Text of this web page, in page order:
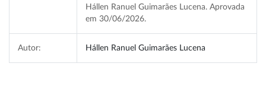
Hállen Ranuel Guimarães Lucena. Aprovada
em 30/06/2026.
Autor: Hállen Ranuel Guimarães Lucena